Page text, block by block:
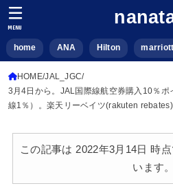
home ANA Hilton marriott
MENU
HOME JAL_JGC
3月4日から。JAL国際線航空券購入10％ポ
線1％）。楽天リーベイツ(rakuten rebates)
この記事は 2022年3月14日 時
います。